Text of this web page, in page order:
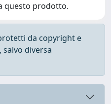
questo prodotto.
da copyright e
diversa